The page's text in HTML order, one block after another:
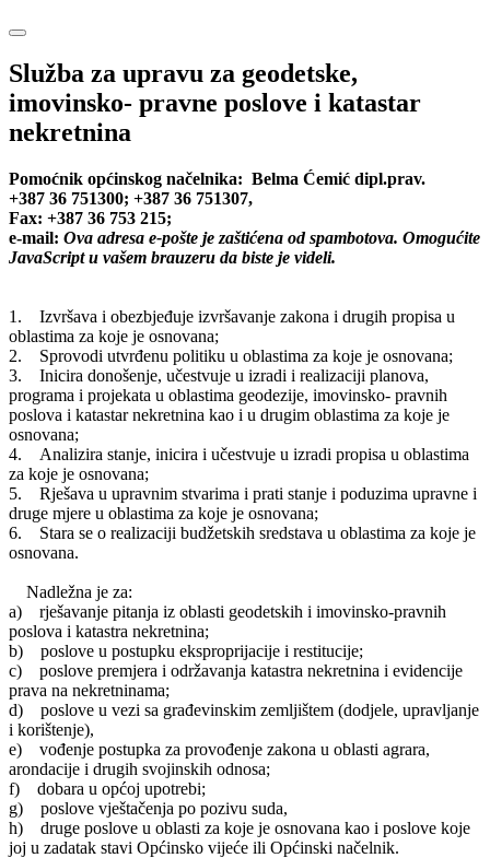
Služba za upravu za geodetske,
imovinsko- pravne poslove i katastar
nekretnina
Pomoćnik općinskog načelnika: Belma Ćemić dipl.prav.
+387 36 751300; +387 36 751307,
Fax: +387 36 753 215;
e-mail: Ova adresa e-pošte je zaštićena od spambotova. Omogućite
JavaScript u vašem brauzeru da biste je videli.
1. Izvršava i obezbjeđuje izvršavanje zakona i drugih propisa u
oblastima za koje je osnovana;
2. Sprovodi utvrđenu politiku u oblastima za koje je osnovana;
3. Inicira donošenje, učestvuje u izradi i realizaciji planova,
programa i projekata u oblastima geodezije, imovinsko- pravnih
poslova i katastar nekretnina kao i u drugim oblastima za koje je
osnovana;
4. Analizira stanje, inicira i učestvuje u izradi propisa u oblastima
za koje je osnovana;
5. Rješava u upravnim stvarima i prati stanje i poduzima upravne i
druge mjere u oblastima za koje je osnovana;
6. Stara se o realizaciji budžetskih sredstava u oblastima za koje je
osnovana.
Nadležna je za:
a) rješavanje pitanja iz oblasti geodetskih i imovinsko-pravnih
poslova i katastra nekretnina;
b) poslove u postupku eksproprijacije i restitucije;
c) poslove premjera i održavanja katastra nekretnina i evidencije
prava na nekretninama;
d) poslove u vezi sa građevinskim zemljištem (dodjele, upravljanje
i korištenje),
e) vođenje postupka za provođenje zakona u oblasti agrara,
arondacije i drugih svojinskih odnosa;
f) dobara u općoj upotrebi;
g) poslove vještačenja po pozivu suda,
h) druge poslove u oblasti za koje je osnovana kao i poslove koje
joj u zadatak stavi Općinsko vijeće ili Općinski načelnik.